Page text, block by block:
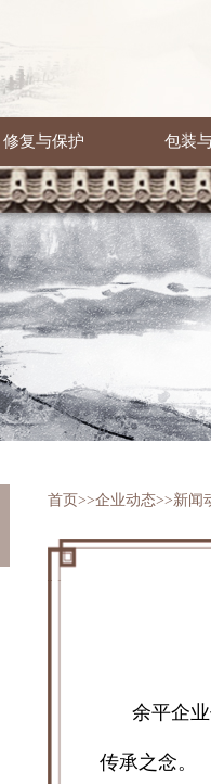
修复与保护 包装
首页>>企业动态>>新闻
余平企
传承之念。